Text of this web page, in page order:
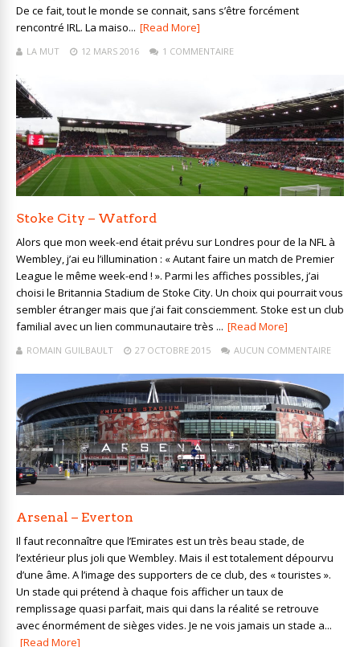
De ce fait, tout le monde se connait, sans s’être forcément
rencontré IRL. La maiso... [Read More]
LA MUT 12 MARS 2016 1 COMMENTAIRE
Stoke City – Watford
Alors que mon week-end était prévu sur Londres pour de la NFL à
Wembley, j’ai eu l’illumination : « Autant faire un match de Premier
League le même week-end ! ». Parmi les affiches possibles, j’ai
choisi le Britannia Stadium de Stoke City. Un choix qui pourrait vous
sembler étranger mais que j’ai fait consciemment. Stoke est un club
familial avec un lien communautaire très ... [Read More]
ROMAIN GUILBAULT 27 OCTOBRE 2015 AUCUN COMMENTAIRE
Arsenal – Everton
Il faut reconnaître que l’Emirates est un très beau stade, de
l’extérieur plus joli que Wembley. Mais il est totalement dépourvu
d’une âme. A l’image des supporters de ce club, des « touristes ».
Un stade qui prétend à chaque fois afficher un taux de
remplissage quasi parfait, mais qui dans la réalité se retrouve
avec énormément de sièges vides. Je ne vois jamais un stade a...
[Read More]